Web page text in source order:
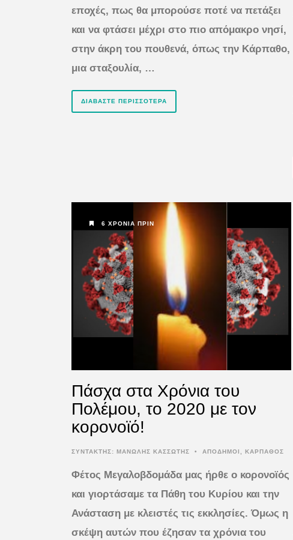
εποχές, πως θα μπορούσε ποτέ να πετάξει
και να φτάσει μέχρι στο πιο απόμακρο νησί,
στην άκρη του πουθενά, όπως την Κάρπαθο,
μια σταξουλία, …
ΔΙΑΒΆΣΤΕ ΠΕΡΙΣΣΌΤΕΡΑ
6 ΧΡΌΝΙΑ ΠΡΙΝ
Πάσχα στα Χρόνια του
Πολέμου, το 2020 με τον
κορονοϊό!
ΣΥΝΤΆΚΤΗΣ: ΜΑΝΩΛΗΣ ΚΑΣΣΩΤΗΣ • ΑΠΟΔΗΜΟΙ ΚΑΡΠΑΘΟΣ
Φέτος Μεγαλοβδομάδα μας ήρθε ο κορονοϊός
και γιορτάσαμε τα Πάθη του Κυρίου και την
Ανάσταση με κλειστές τις εκκλησίες. Όμως η
σκέψη αυτών που έζησαν τα χρόνια του